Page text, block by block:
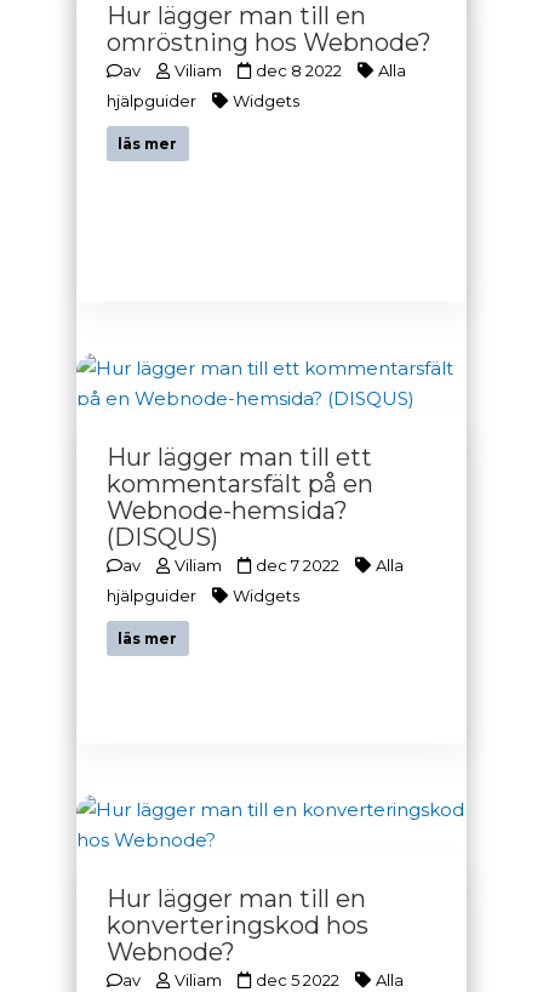
Hur lägger man till en
omröstning hos Webnode?
av Viliam dec 8 2022
Alla
hjälpguider
Widgets
läs mer
Hur lägger man till ett
kommentarsfält på en
Webnode-hemsida?
(DISQUS)
av Viliam dec 7 2022
Alla
hjälpguider
Widgets
läs mer
Hur lägger man till en
konverteringskod hos
Webnode?
av Viliam dec 5 2022
Alla